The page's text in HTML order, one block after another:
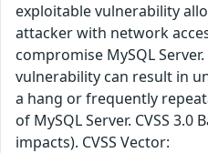
exploitable vulnerability
attacker with network
compromise MySQL
vulnerability can result in
a hang or frequently
of MySQL Server. CVSS 3.0
impacts). CVSS Vector: